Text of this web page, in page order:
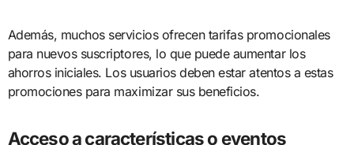
Además, muchos servicios ofrecen tarifas promocionales
para nuevos suscriptores, lo que puede aumentar los
ahorros iniciales. Los usuarios deben estar atentos a estas
promociones para maximizar sus beneficios.
Acceso a características o eventos